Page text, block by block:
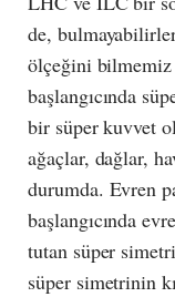
de,
ölçeğini
başlangıcında
bir süper kuvvet
ağaçlar, dağlar,
durumda. Evren
başlangıcında
tutan süper
süper simetrinin